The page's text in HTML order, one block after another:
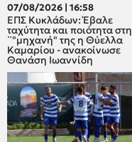
07/08/2026 | 16:58
ΕΠΣ Κυκλάδων: Έβαλε
ταχύτητα και ποιότητα στη
¨"μηχανή" της η Θύελλα
Καμαρίου - ανακοίνωσε
Θανάση Ιωαννίδη